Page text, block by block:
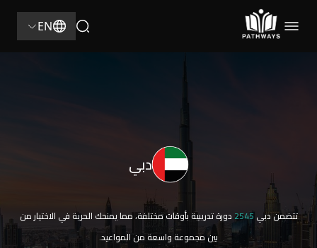
EN
دبي
تتضمن دبي2545 دورة تدريبية بأوقات مختلفة، مما يمنحك الحرية في الاختيار من
بين مجموعة واسعة من المواعيد.